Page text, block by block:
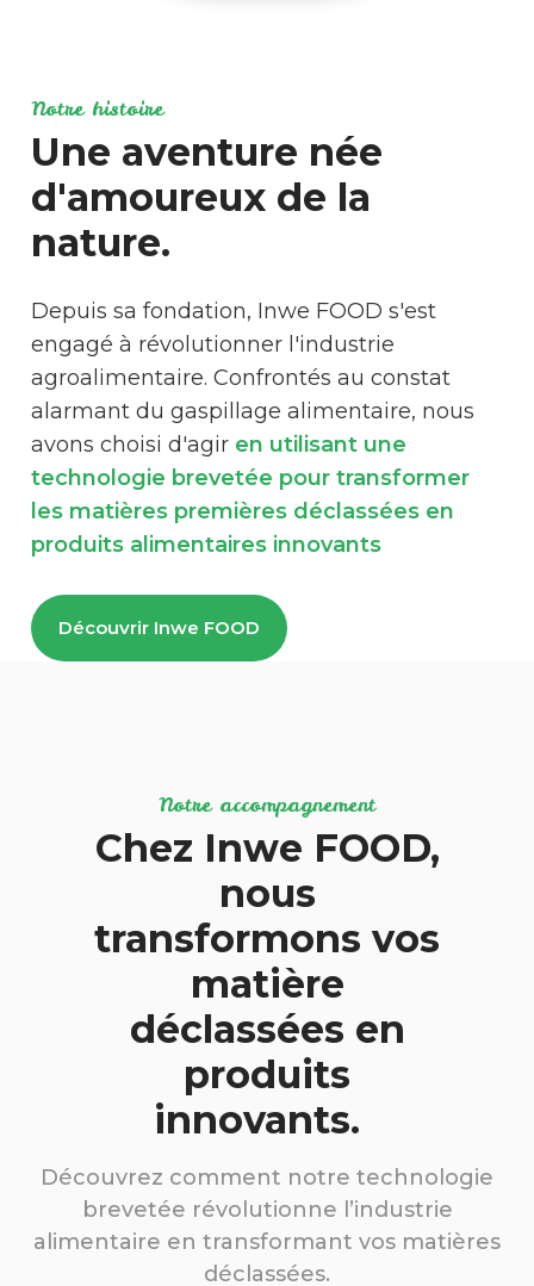
Notre histoire
Une aventure née
d'amoureux de la
nature.
Depuis sa fondation, Inwe FOOD s'est
engagé à révolutionner l'industrie
agroalimentaire. Confrontés au constat
alarmant du gaspillage alimentaire, nous
avons choisi d'agir en utilisant une
technologie brevetée pour transformer
les matières premières déclassées en
produits alimentaires innovants
Découvrir Inwe FOOD
Notre accompagnement
Chez Inwe FOOD,
nous
transformons vos
matière
déclassées en
produits
innovants.
Découvrez comment notre technologie
brevetée révolutionne l’industrie
alimentaire en transformant vos matières
déclassées.